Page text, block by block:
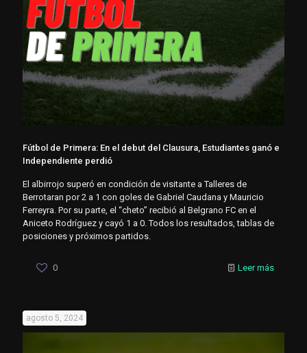
Fútbol de Primera: En el debut del Clausura, Estudiantes ganó e
Independiente perdió
El albirrojo superó en condición de visitante a Talleres de
Berrotaran por 2 a 1 con goles de Gabriel Caudana y Mauricio
Ferreyra. Por su parte, el “cheto” recibió al Belgrano FC en el
Aniceto Rodríguez y cayó 1 a 0. Todos los resultados, tablas de
posiciones y próximos partidos.
0 Leer más
agosto 5, 2024